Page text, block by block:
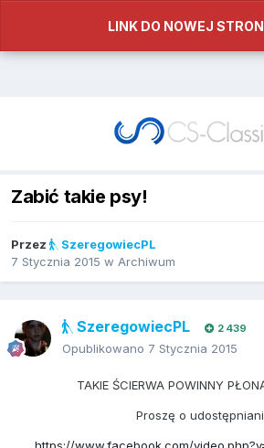
LINK DO NOWEJ
Zabić takie psy!
Przez
SzeregowiecPL
7 Stycznia 2015 w Archiwum
SzeregowiecPL 2 439
Opublikowano 7 Stycznia 2015
TAKIE ŚCIERWA POWINNY
Proszę o